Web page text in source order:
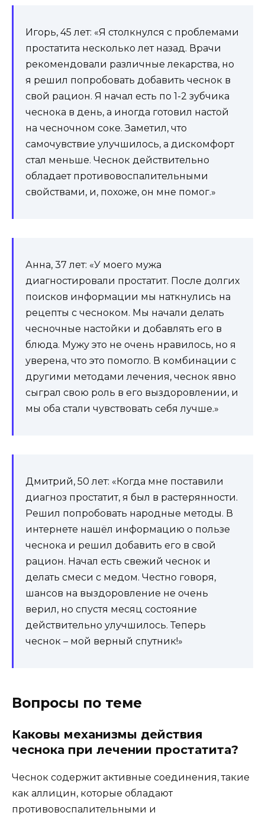
Игорь, 45 лет: «Я столкнулся с проблемами
простатита несколько лет назад. Врачи
рекомендовали различные лекарства, но
я решил попробовать добавить чеснок в
свой рацион. Я начал есть по 1-2 зубчика
чеснока в день, а иногда готовил настой
на чесночном соке. Заметил, что
самочувствие улучшилось, а дискомфорт
стал меньше. Чеснок действительно
обладает противовоспалительными
свойствами, и, похоже, он мне помог.»
Анна, 37 лет: «У моего мужа
диагностировали простатит. После долгих
поисков информации мы наткнулись на
рецепты с чесноком. Мы начали делать
чесночные настойки и добавлять его в
блюда. Мужу это не очень нравилось, но я
уверена, что это помогло. В комбинации с
другими методами лечения, чеснок явно
сыграл свою роль в его выздоровлении, и
мы оба стали чувствовать себя лучше.»
Дмитрий, 50 лет: «Когда мне поставили
диагноз простатит, я был в растерянности.
Решил попробовать народные методы. В
интернете нашёл информацию о пользе
чеснока и решил добавить его в свой
рацион. Начал есть свежий чеснок и
делать смеси с медом. Честно говоря,
шансов на выздоровление не очень
верил, но спустя месяц состояние
действительно улучшилось. Теперь
чеснок – мой верный спутник!»
Вопросы по теме
Каковы механизмы действия
чеснока при лечении простатита?
Чеснок содержит активные соединения, такие
как аллицин, которые обладают
противовоспалительными и